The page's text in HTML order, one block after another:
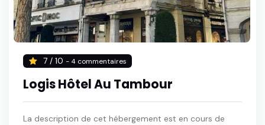
7 / 10 - 4 commentaires
Logis Hôtel Au Tambour
La description de cet hébergement est en cours de